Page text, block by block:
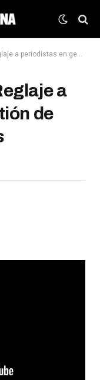
de Patricia Benavides #LaEncerrona
a
de